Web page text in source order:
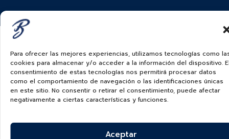
Para ofrecer las mejores experiencias, utilizamos tecnologías como
cookies para almacenar y/o acceder a la información del dispositivo.
consentimiento de estas tecnologías nos permitirá procesar datos
como el comportamiento de navegación o las identificaciones únicas
en este sitio. No consentir o retirar el consentimiento, puede afectar
negativamente a ciertas características y funciones.
Aceptar